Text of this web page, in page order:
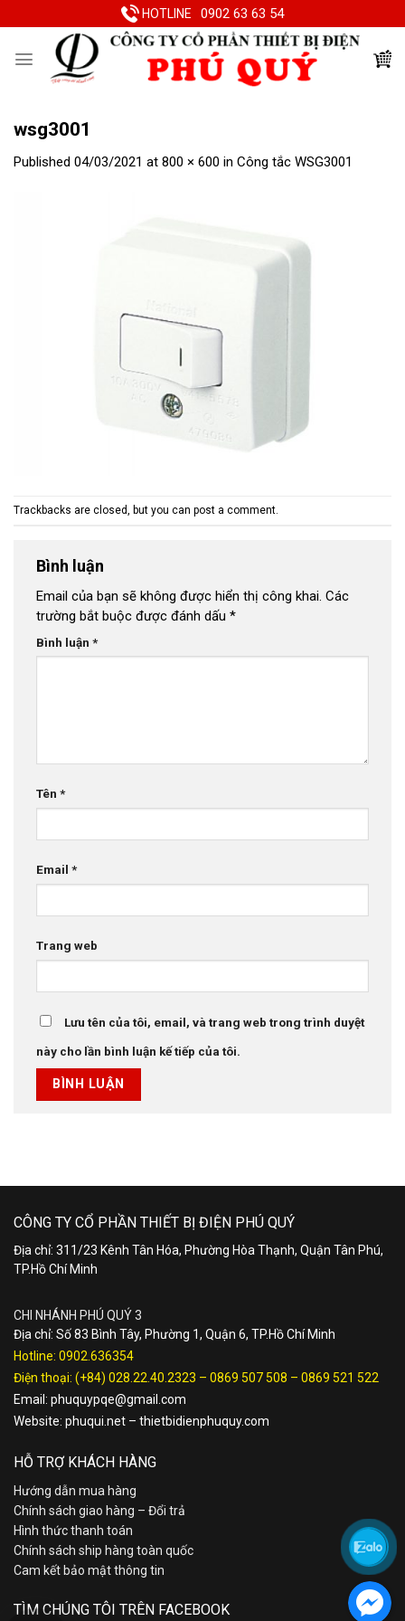
to
HOTLINE 0902 63 63 54
wsg3001
Published 04/03/2021 at 800 × 600 in Công tắc WSG3001
Trackbacks are closed, but you can post a comment.
Bình luận
Email của bạn sẽ không được hiển thị công khai. Các
trường bắt buộc được đánh dấu *
Bình luận *
Tên *
Email *
Trang web
Lưu tên của tôi, email, và trang web trong trình duyệt
này cho lần bình luận kế tiếp của tôi.
CÔNG TY CỔ PHẦN THIẾT BỊ ĐIỆN PHÚ QUÝ
Địa chỉ: 311/23 Kênh Tân Hóa, Phường Hòa Thạnh, Quận Tân Phú,
TP.Hồ Chí Minh
CHI NHÁNH PHÚ QUÝ 3
Địa chỉ: Số 83 Bình Tây, Phường 1, Quận 6, TP.Hồ Chí Minh
Hotline: 0902.636354
Điện thoại: (+84) 028.22.40.2323 – 0869 507 508 – 0869 521 522
Email: phuquypqe@gmail.com
Website: phuqui.net – thietbidienphuquy.com
HỖ TRỢ KHÁCH HÀNG
Hướng dẫn mua hàng
Chính sách giao hàng – Đổi trả
Hình thức thanh toán
Chính sách ship hàng toàn quốc
Cam kết bảo mật thông tin
TÌM CHÚNG TÔI TRÊN FACEBOOK